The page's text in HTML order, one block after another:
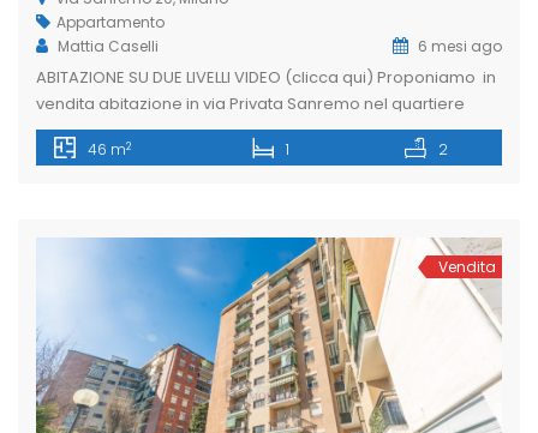
Appartamento
Mattia Caselli
6 mesi ago
ABITAZIONE SU DUE LIVELLI VIDEO (clicca qui) Proponiamo in
vendita abitazione in via Privata Sanremo nel quartiere
Corsica/Argonne in contesto signorile, ben servita dai
mezzi pubblici di superfice a due passi dalla stazione di
mq al piano rialzato, […]
46 m2 1 2
Vendita